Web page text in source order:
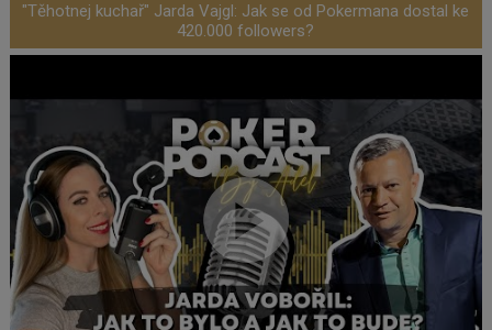
"Těhotnej kuchař" Jarda Vajgl: Jak se od Pokermana dostal ke
420.000 followers?